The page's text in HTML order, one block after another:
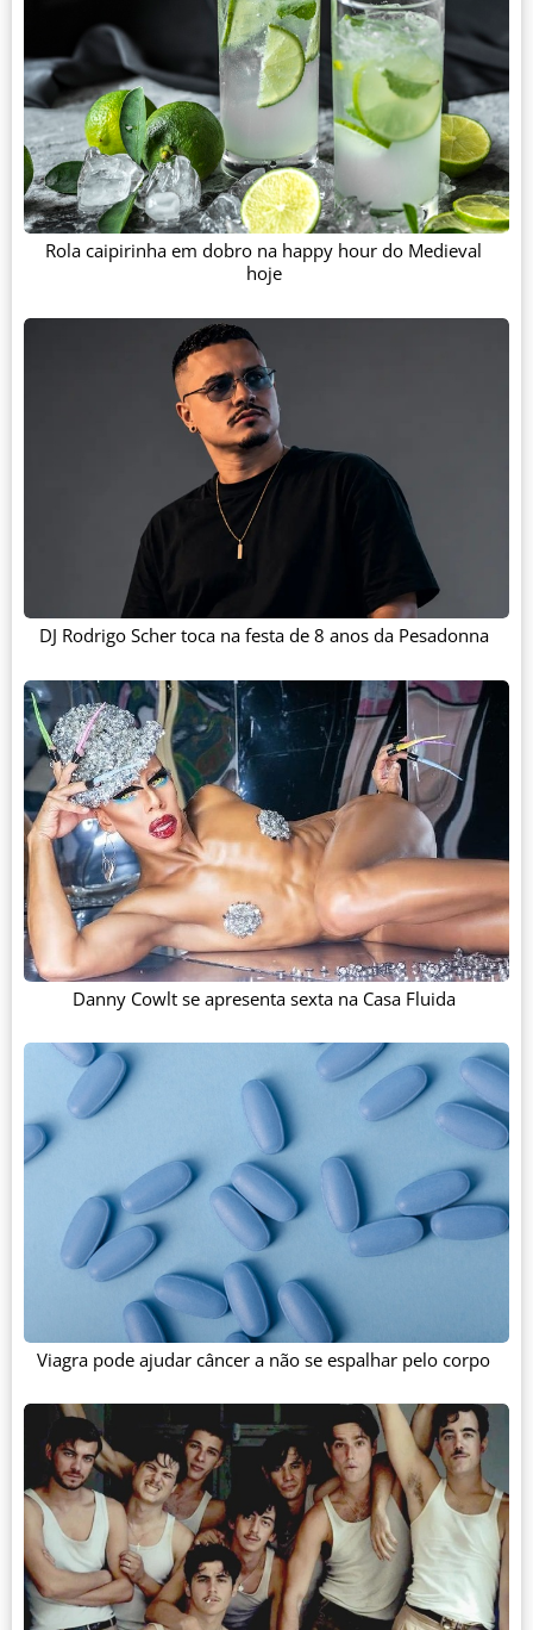
Rola caipirinha em dobro na happy hour do Medieval
hoje
DJ Rodrigo Scher toca na festa de 8 anos da Pesadonna
Danny Cowlt se apresenta sexta na Casa Fluida
Viagra pode ajudar câncer a não se espalhar pelo corpo